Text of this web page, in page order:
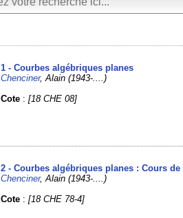
1 - Courbes algébriques planes
Chenciner, Alain (1943-....)
Cote :[18 CHE 08]
2 - Courbes algébriques planes : Cours
Chenciner, Alain (1943-....)
Cote :[18 CHE 78-4]